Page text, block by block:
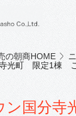
の朝商HOME
光町 限定1棟
ン国分